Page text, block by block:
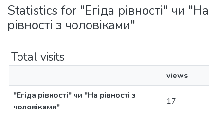
Collections
All of DSpace
Statistics for "Егіда рівності" чи "На
рівності з чоловіками"
Total visits
views
"Егіда рівності" чи "На рівності з
чоловіками"
17